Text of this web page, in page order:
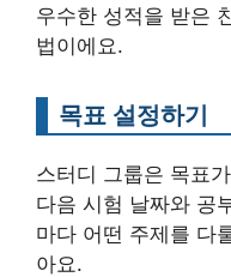
우수한 성적을 받은
법이에요.
목표 설정하기
스터디 그룹은 목표
다음 시험 날짜와 공
마다 어떤 주제를 다
아요.